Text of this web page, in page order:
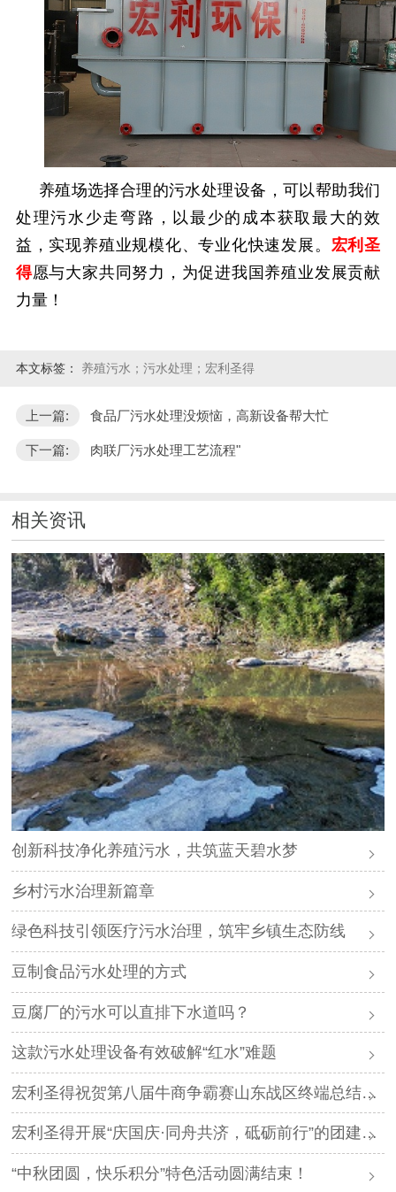
养殖场选择合理的污水处理设备，可以帮助我们
处理污水少走弯路，以最少的成本获取最大的效
益，实现养殖业规模化、专业化快速发展。 宏利圣
得愿与大家共同努力，为促进我国养殖业发展贡献
力量！
本文标签： 养殖污水；污水处理；宏利圣得
上一篇: 食品厂污水处理没烦恼，高新设备帮大忙
下一篇: 肉联厂污水处理工艺流程"
相关资讯
创新科技净化养殖污水，共筑蓝天碧水梦
乡村污水治理新篇章
绿色科技引领医疗污水治理，筑牢乡镇生态防线
豆制食品污水处理的方式
豆腐厂的污水可以直排下水道吗？
这款污水处理设备有效破解“红水”难题
宏利圣得祝贺第八届牛商争霸赛山东战区终端总结会圆满成功
宏利圣得开展“庆国庆·同舟共济，砥砺前行”的团建活动
“中秋团圆，快乐积分”特色活动圆满结束！